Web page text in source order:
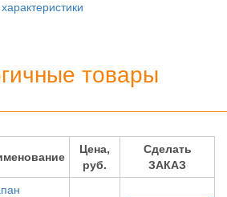
товары
Цена,
руб.
Сделать
ЗАКАЗ